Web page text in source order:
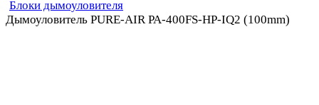
Блоки дымоуловителя
Дымоуловитель PURE-AIR PA-400FS-HP-IQ2 (100mm)